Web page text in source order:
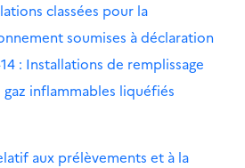
classées pour la
soumises à déclaration
: Installations de remplissage
inflammables liquéfiés
aux prélèvements et à la